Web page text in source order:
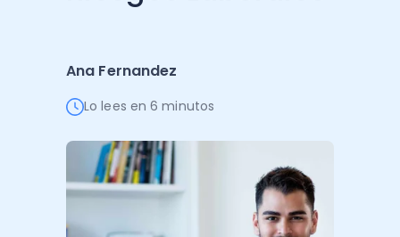
Ver todo
Ver TodoAna Fernandez
Lo lees en 6 minutos